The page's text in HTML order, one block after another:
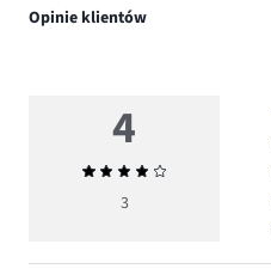
Opinie klientów
4
Średnia
ocena
3